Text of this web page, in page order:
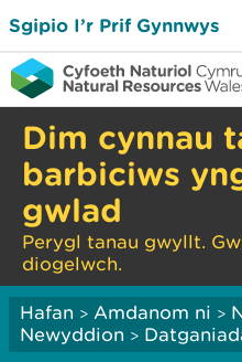
Sgipio I’r Prif Gynnwys
Dim cynnau
barbiciws
gwlad
Perygl tanau gwyllt.
diogelwch.
Hafan > Amdanom ni >
Newyddion >